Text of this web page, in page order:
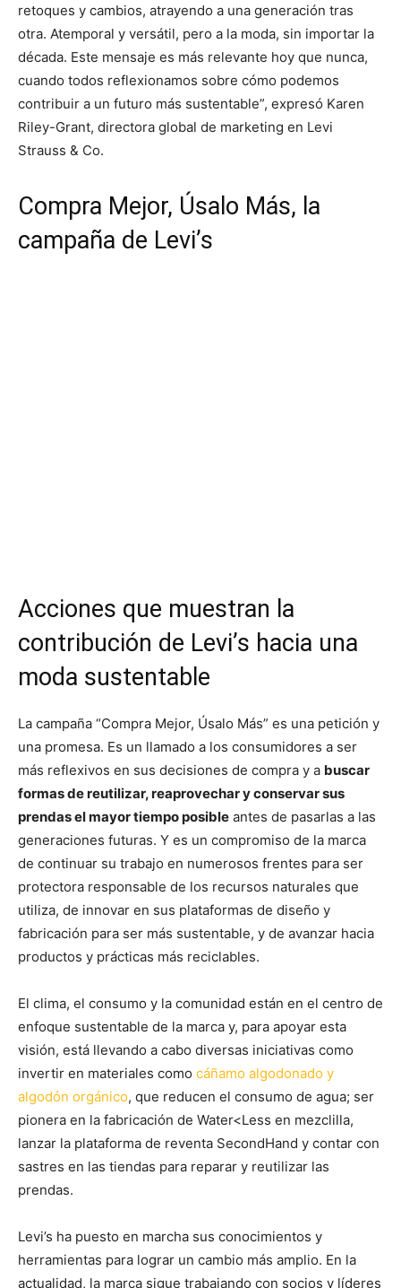
retoques y cambios, atrayendo a una generación tras
otra. Atemporal y versátil, pero a la moda, sin importar la
década. Este mensaje es más relevante hoy que nunca,
cuando todos reflexionamos sobre cómo podemos
contribuir a un futuro más sustentable”, expresó Karen
Riley-Grant, directora global de marketing en Levi
Strauss & Co.
Compra Mejor, Úsalo Más, la
campaña de Levi’s
Acciones que muestran la
contribución de Levi’s hacia una
moda sustentable
La campaña “Compra Mejor, Úsalo Más” es una petición y
una promesa. Es un llamado a los consumidores a ser
más reflexivos en sus decisiones de compra y a buscar
formas de reutilizar, reaprovechar y conservar sus
prendas el mayor tiempo posible antes de pasarlas a las
generaciones futuras. Y es un compromiso de la marca
de continuar su trabajo en numerosos frentes para ser
protectora responsable de los recursos naturales que
utiliza, de innovar en sus plataformas de diseño y
fabricación para ser más sustentable, y de avanzar hacia
productos y prácticas más reciclables.
El clima, el consumo y la comunidad están en el centro de
enfoque sustentable de la marca y, para apoyar esta
visión, está llevando a cabo diversas iniciativas como
invertir en materiales como cáñamo algodonado y
algodón orgánico, que reducen el consumo de agua; ser
pionera en la fabricación de Water<Less en mezclilla,
lanzar la plataforma de reventa SecondHand y contar con
sastres en las tiendas para reparar y reutilizar las
prendas.
Levi’s ha puesto en marcha sus conocimientos y
herramientas para lograr un cambio más amplio. En la
actualidad, la marca sigue trabajando con socios y líderes